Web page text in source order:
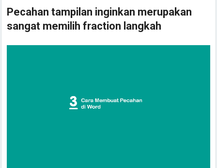
Pecahan tampilan inginkan merupakan
sangat memilih fraction langkah